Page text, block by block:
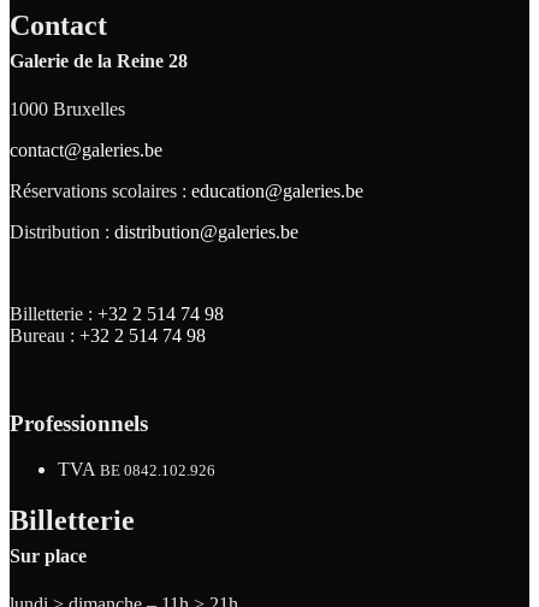
Contact
Galerie de la Reine 28
1000 Bruxelles
contact@galeries.be
Réservations scolaires : education@galeries.be
Distribution : distribution@galeries.be
Billetterie : +32 2 514 74 98
Bureau : +32 2 514 74 98
Professionnels
TVA BE 0842.102.926
Billetterie
Sur place